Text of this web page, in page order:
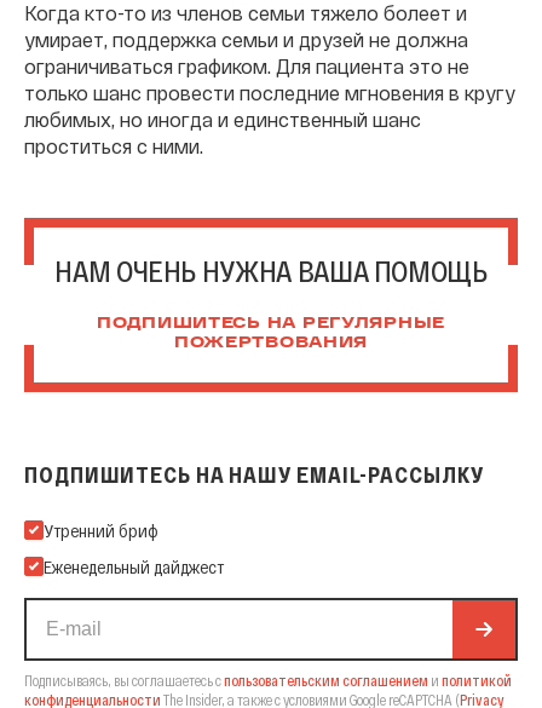
Когда кто-то из членов семьи тяжело болеет и
умирает, поддержка семьи и друзей не должна
ограничиваться графиком. Для пациента это не
только шанс провести последние мгновения в кругу
любимых, но иногда и единственный шанс
проститься с ними.
НАМ ОЧЕНЬ НУЖНА ВАША ПОМОЩЬ
ПОДПИШИТЕСЬ НА РЕГУЛЯРНЫЕ
ПОЖЕРТВОВАНИЯ
ПОДПИШИТЕСЬ НА НАШУ EMAIL-РАССЫЛКУ
Подпишитесь на нашу Email-рассылку
Утренний бриф
Еженедельный дайджест
Подписываясь, вы соглашаетесь спользовательским соглашением и политикой
конфиденциальности The Insider, а также с условиями Google reCAPTCHA (Privacy